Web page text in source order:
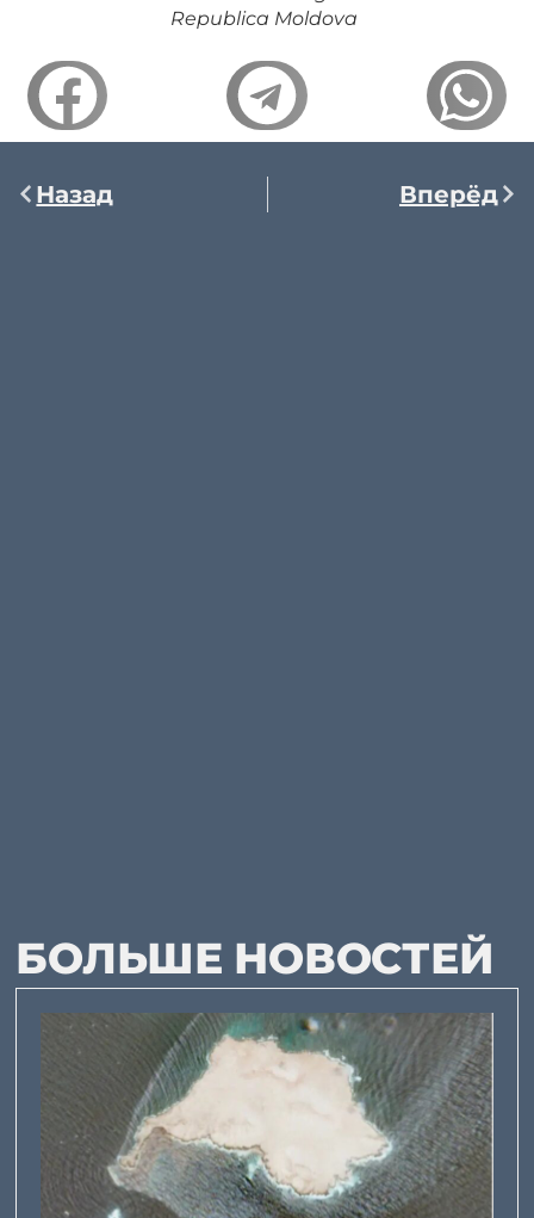
Republica Moldova
Назад Вперёд
БОЛЬШЕ НОВОСТЕЙ